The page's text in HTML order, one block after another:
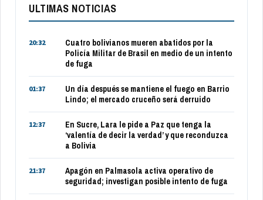
ULTIMAS NOTICIAS
20:32
Cuatro bolivianos mueren abatidos por la
Policía Militar de Brasil en medio de un intento
de fuga
01:37
Un día después se mantiene el fuego en Barrio
Lindo; el mercado cruceño será derruido
12:37
En Sucre, Lara le pide a Paz que tenga la
‘valentía de decir la verdad’ y que reconduzca
a Bolivia
21:37
Apagón en Palmasola activa operativo de
seguridad; investigan posible intento de fuga